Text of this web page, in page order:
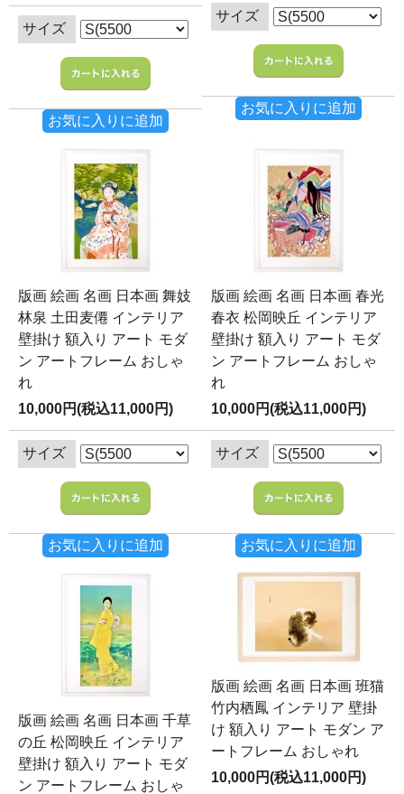
サイズ
お気に入りに追加
サイズ
お気に入りに追加
版画 絵画 名画 日本画 舞妓
林泉 土田麦僊 インテリア
壁掛け 額入り アート モダ
ン アートフレーム おしゃ
れ
10,000円(税込11,000円)
サイズ
お気に入りに追加
版画 絵画 名画 日本画 春光
春衣 松岡映丘 インテリア
壁掛け 額入り アート モダ
ン アートフレーム おしゃ
れ
10,000円(税込11,000円)
サイズ
お気に入りに追加
版画 絵画 名画 日本画 千草
の丘 松岡映丘 インテリア
壁掛け 額入り アート モダ
ン アートフレーム おしゃ
版画 絵画 名画 日本画 班猫
竹内栖鳳 インテリア 壁掛
け 額入り アート モダン ア
ートフレーム おしゃれ
10,000円(税込11,000円)